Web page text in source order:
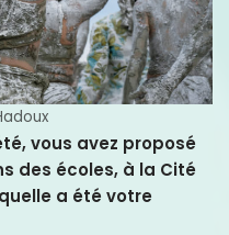
vous avez proposé
des écoles, à la Cité
a été votre